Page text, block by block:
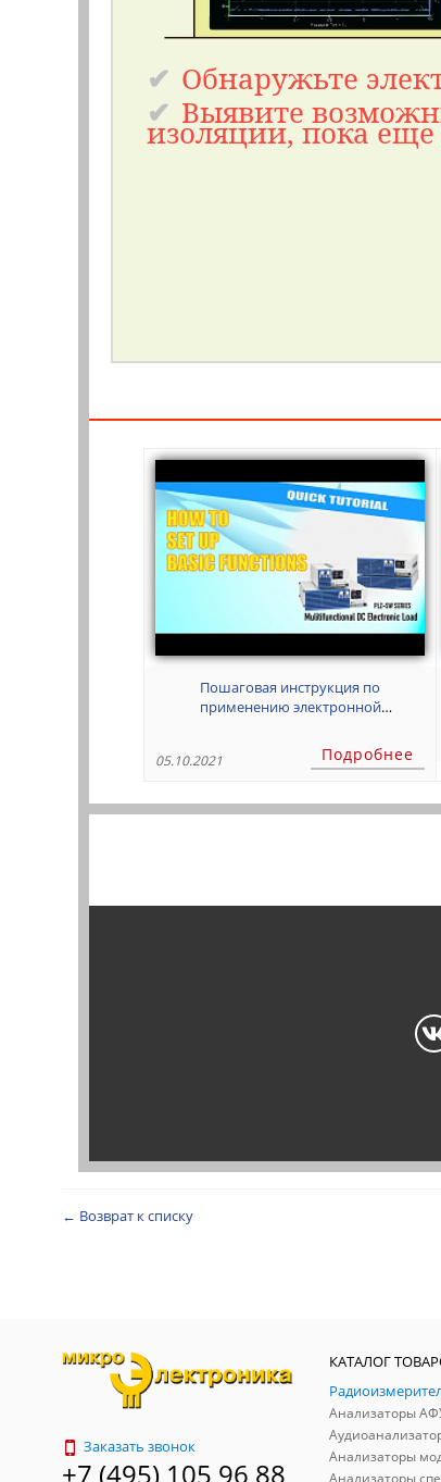
Обнаружьте
Выявите
изоляции, пока
Пошаговая инструкция по
применению электронной
серии PLZ-5W
05.10.2021 Подробнее
← Возврат к списку
Заказать звонок
+7 (495) 105 96 88
КАТАЛОГ
Анализаторы
Анализаторы